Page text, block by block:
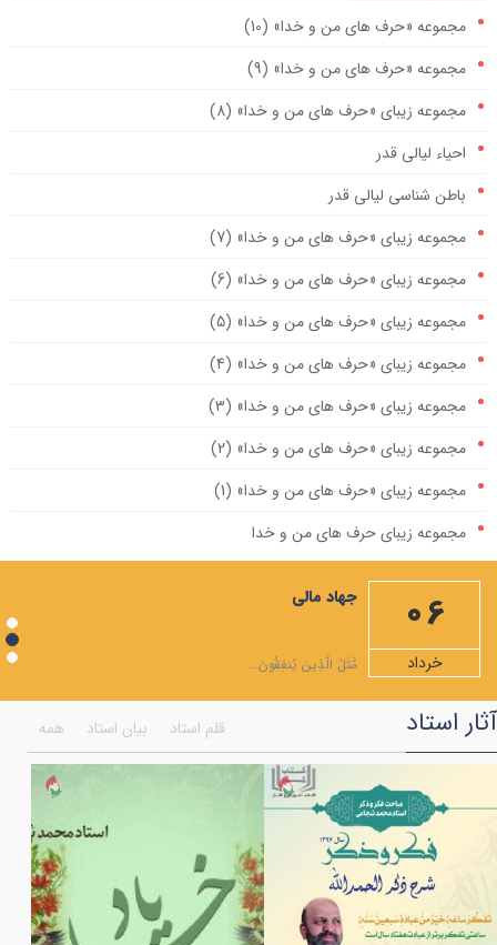
مجموعه «حرف های من و خدا» (10)
مجموعه «حرف های من و خدا» (9)
مجموعه زیبای «حرف های من و خدا» (8)
احیاء لیالی قدر
باطن شناسی لیالی قدر
مجموعه زیبای «حرف های من و خدا» (7)
مجموعه زیبای «حرف های من و خدا» (6)
مجموعه زیبای «حرف های من و خدا» (5)
مجموعه زیبای «حرف های من و خدا» (4)
مجموعه زیبای «حرف های من و خدا» (3)
مجموعه زیبای «حرف های من و خدا» (2)
مجموعه زیبای «حرف های من و خدا» (1)
مجموعه زیبای حرف های من و خدا
مهمترین صله ارحام، ایجاد رابطه با امام زمان علیه السلام است
ویژه نامه ماه مبارک رمضان
شرح دعاهای روزهای ماه رمضان+صوت
شرح صلوات مخصوص ماه رمضان
همایش اختتامیه جشنواره انسان تمام
ویژه نامه ماه شعبان المعظم
به مناسبت شهادت امام موسی کاظم علیه السلام
فضایل مولی علی علیه السلام به روایت قرآن
بر کرانه ی امام جود و سخا امام جواد (علیه السلام)
جهاد مالی
مَّثَلُ الَّذِينَ يُنفِقُونَ...
06
خرداد
همه بیان استاد قلم استاد آثار استاد